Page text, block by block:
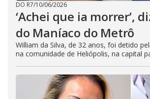
DO R7/10/06/2026
‘Achei que ia morrer’,
do Maníaco do Metrô
William da Silva, de 32 anos, foi detido
na comunidade de Heliópolis, na capital